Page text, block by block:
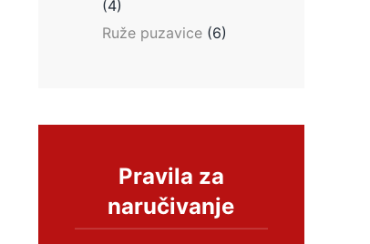
(4)
Ruže puzavice (6)
Pravila za
naručivanje